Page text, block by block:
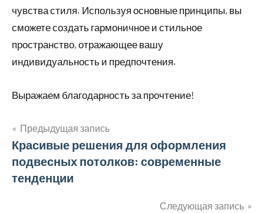
чувства стиля. Используя основные принципы, вы
сможете создать гармоничное и стильное
пространство, отражающее вашу
индивидуальность и предпочтения.
Выражаем благодарность за прочтение!
Навигация
по
Предыдущая запись
Красивые решения для оформления
подвесных потолков: современные
тенденции
Следующая запись